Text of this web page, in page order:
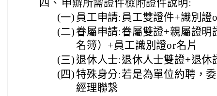
四、 申辦所需證件檢附證件說明:
(一) 員工申請:員工雙證件+識別證
(二)眷屬申請:眷屬雙證+親屬證明
名簿）+員工識別證or名片
(三) 退休人士:退休人士雙證+退休
(四)特殊身分:若是為單位約聘，
經理聯繫